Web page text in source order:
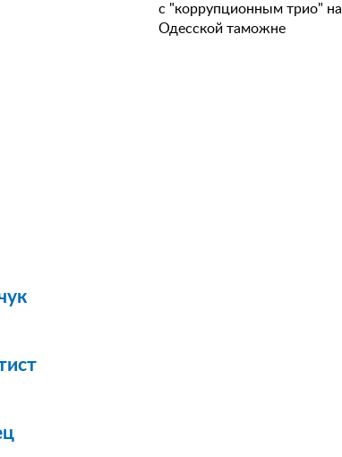
с "коррупционным трио" на
Одесской таможне